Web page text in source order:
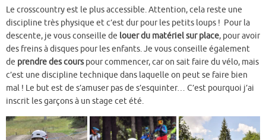
Le crosscountry est le plus accessible. Attention, cela reste une
discipline très physique et c’est dur pour les petits loups ! Pour la
descente, je vous conseille de louer du matériel sur place, pour avoir
des freins à disques pour les enfants. Je vous conseille également
de prendre des courspour commencer, car on sait faire du vélo, mais
c’est une discipline technique dans laquelle on peut se faire bien
mal ! Le but est de s’amuser pas de s’esquinter… C’est pourquoi j’ai
inscrit les garçons à un stage cet été.